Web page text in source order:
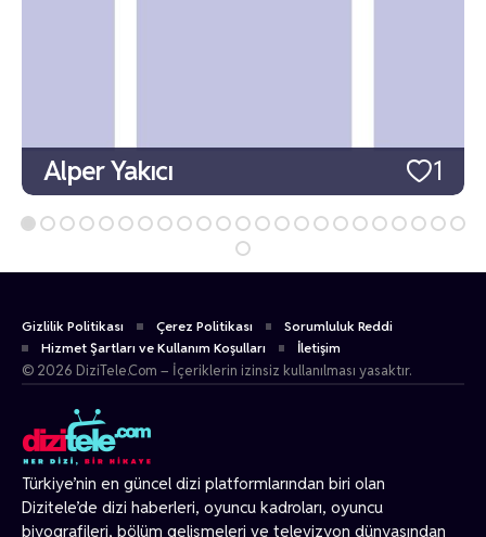
1
Alper Yakıcı
Türkiye’nin en güncel dizi platformlarından biri olan
Dizitele’de dizi haberleri, oyuncu kadroları, oyuncu
biyografileri, bölüm gelişmeleri ve televizyon dünyasından
Gizlilik Politikası Çerez Politikası
Sorumluluk Reddi
Hizmet Şartları ve Kullanım Koşulları
İletişim
© 2026 DiziTele.Com – İçeriklerin izinsiz kullanılması yasaktır.